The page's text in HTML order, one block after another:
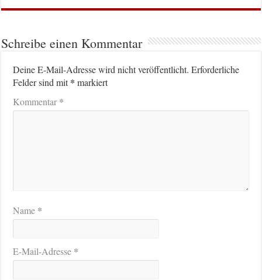
Schreibe einen Kommentar
Deine E-Mail-Adresse wird nicht veröffentlicht. Erforderliche
Felder sind mit* markiert
Kommentar*
Name *
E-Mail-Adresse *